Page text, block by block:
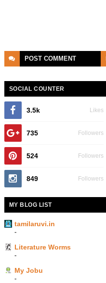
POST COMMENT
SOCIAL COUNTER
3.5k Likes
735 Followers
524 Followers
849 Followers
MY BLOG LIST
tamilaruvi.in
-
Literature Worms
-
My Jobu
-